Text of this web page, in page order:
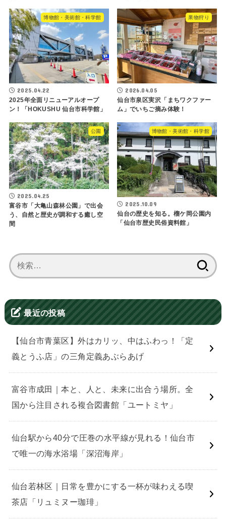
博物館・美術館・科学館
2025.04.22
2025年全面リニューアルオープ
ン！「HOKUSHU 仙台市科学館」
果物狩り
2026.04.05
仙台市泉区実沢「まちワクファー
ム」でいちご摘み体験！
公園
2025.04.25
富谷市「大亀山森林公園」で出会
う、自然と歴史が調和する癒し空
間
博物館・美術館・科学館
2025.10.09
仙台の歴史を知る。榴ケ岡公園内
「仙台市歴史民俗資料館」
索:
最近の投稿
【仙台市青葉区】外はカリッ、中はふわっ！「定
義とうふ店」の三角定義あぶらあげ
富谷市成田｜本と、人と、未来に出合う場所。全
国から注目される複合図書館「ユートミヤ」
仙台駅から40分で圧巻の水平線が見れる！仙台市
で唯一の海水浴場「深沼海岸」
仙台若林区｜日常を豊かにする一杯が味わえる喫
茶店「リュミヌー珈琲」